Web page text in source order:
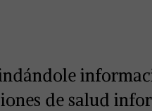
de salud